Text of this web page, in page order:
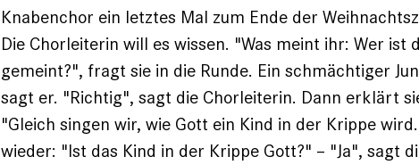
Knabenchor ein letztes Mal zum Ende der
Die Chorleiterin will es wissen. "Was meint ihr: Wer ist
gemeint?", fragt sie in die Runde. Ein schmächtiger
sagt er. "Richtig", sagt die Chorleiterin. Dann erklärt
"Gleich singen wir, wie Gott ein Kind in der Krippe
wieder: "Ist das Kind in der Krippe Gott?" – "Ja", sagt